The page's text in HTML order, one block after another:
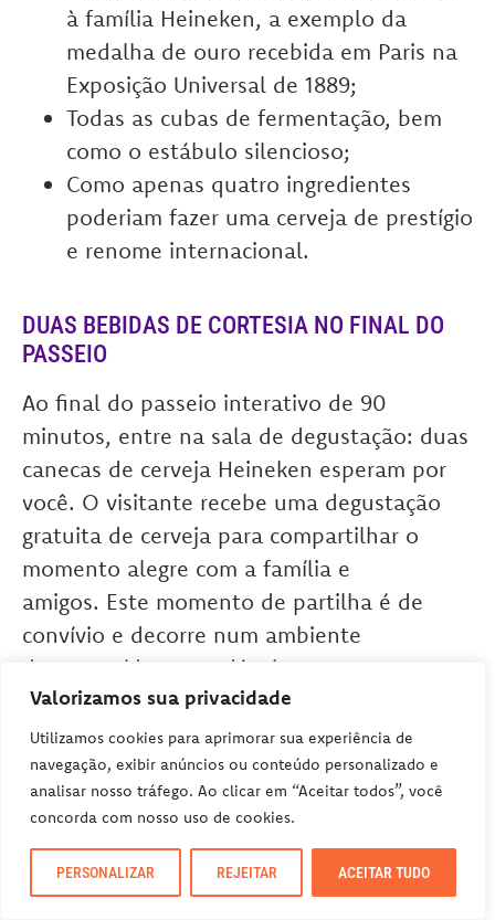
Valorizamos sua privacidade
Utilizamos cookies para aprimorar sua experiência de
navegação, exibir anúncios ou conteúdo personalizado e
analisar nosso tráfego. Ao clicar em “Aceitar todos”, você
concorda com nosso uso de cookies.
PERSONALIZAR REJEITAR ACEITAR TUDO
à família Heineken, a exemplo da
medalha de ouro recebida em Paris na
Exposição Universal de 1889;
Todas as cubas de fermentação, bem
como o estábulo silencioso;
Como apenas quatro ingredientes
poderiam fazer uma cerveja de prestígio
e renome internacional.
DUAS BEBIDAS DE CORTESIA NO FINAL DO
PASSEIO
Ao final do passeio interativo de 90
minutos, entre na sala de degustação: duas
canecas de cerveja Heineken esperam por
você. O visitante recebe uma degustação
gratuita de cerveja para compartilhar o
momento alegre com a família e
amigos. Este momento de partilha é de
convívio e decorre num ambiente
descontraído e agradável.